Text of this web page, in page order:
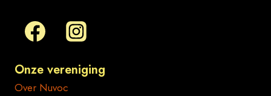
Onze vereniging
Over Nuvoc